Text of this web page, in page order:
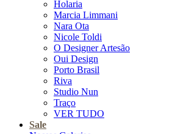
Holaria
Marcia Limmani
Nara Ota
Nicole Toldi
O Designer Artesão
Oui Design
Porto Brasil
Riva
Studio Nun
Traço
VER TUDO
Sale